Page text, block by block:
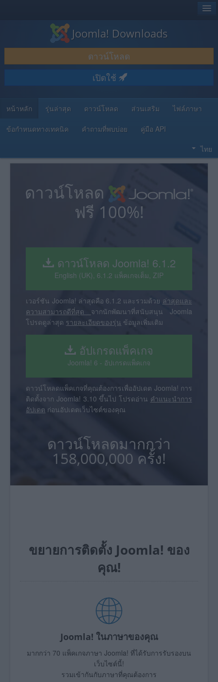
ดาวน์โหลด & ส่วนเสริม
ค้นคว้า & เรียนรู้
ชุมชน & สนับสนุน
ทรัพยากรสำหรับนักพัฒนา
Joomla! Downloads
ดาวน์โหลด
เปิดใช้
หน้าหลัก รุ่นล่าสุด ดาวน์โหลด ส่วนเสริม ไฟล์ภาษา
ข้อกำหนดทางเทคนิค คำถามที่พบบ่อย คู่มือ API
ไทย
ดาวน์โหลด
ฟรี 100%!
ดาวน์โหลด Joomla! 6.1.2
English (UK), 6.1.2 แพ็คเกจเต็ม, ZIP
เวอร์ชัน Joomla! ล่าสุดคือ 6.1.2 และรวมด้วย ล่าสุดและ
ความสามารถดีที่สุด จากนักพัฒนาที่สนับสนุน Joomla
โปรดดูล่าสุด รายละเอียดของรุ่น ข้อมูลเพิ่มเติม
อัปเกรดแพ็คเกจ
Joomla! 6 - อัปเกรดแพ็คเกจ
ดาวน์โหลดแพ็คเกจที่คุณต้องการเพื่ออัปเดต Joomla! การ
ติดตั้งจาก Joomla! 3.10 ขึ้นไป โปรดอ่าน คำแนะนำการ
อัปเดต ก่อนอัปเดตเว็บไซต์ของคุณ
ดาวน์โหลดมากกว่า
158,000,000 ครั้ง!
ขยายการติดตั้ง Joomla! ของ
คุณ!
Joomla! ในภาษาของคุณ
มากกว่า 70 แพ็คเกจภาษา Joomla! ที่ได้รับการรับรองบน
เว็บไซต์นี้!
รวมเข้ากันกับภาษาที่คุณต้องการ